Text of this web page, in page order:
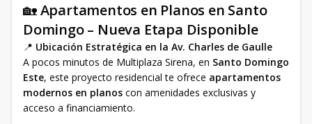
🏡Apartamentos en Planos en Santo
Domingo – Nueva Etapa Disponible
📍 Ubicación Estratégica en la Av. Charles de Gaulle
A pocos minutos de Multiplaza Sirena, en Santo Domingo
Este, este proyecto residencial te ofrece apartamentos
modernos en planos con amenidades exclusivas y
acceso a financiamiento.